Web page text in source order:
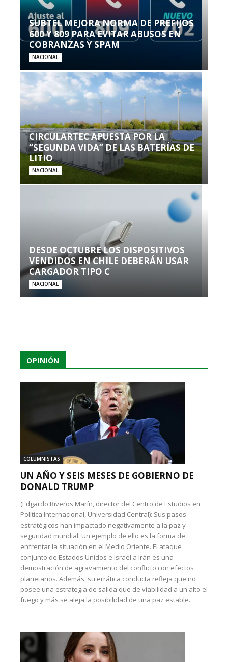
SUBTEL MEJORA NORMA DE PREFIJOS
600 Y 809 PARA EVITAR ABUSOS EN
COBRANZAS Y SPAM
NACIONAL
CIRCULARTEC APUESTA POR LA
“SEGUNDA VIDA” DE LAS BATERÍAS DE
LITIO
NACIONAL
DESDE OCTUBRE LOS DISPOSITIVOS
VENDIDOS EN CHILE DEBERÁN USAR
CARGADOR TIPO C
NACIONAL
OPINIÓN
COLUMNISTAS
UN AÑO Y SEIS MESES DE GOBIERNO DE
DONALD TRUMP
(Edgardo Riveros Marín, director del Centro de Estudios en
Política Internacional, Universidad Central): Sus pasos
estratégicos han impactado negativamente a la paz y
seguridad mundial. Un ejemplo de ello es la forma de
enfrentar la situación en el Medio Oriente. El ataque
conjunto de Estados Unidos e Israel a Irán es una
demostración de agravamiento del conflicto con efectos
planetarios. Además, su errática conducta refleja que no
posee una estrategia de salida que de viabilidad a un alto el
fuego y más se aleja la posibilidad de una paz estable.